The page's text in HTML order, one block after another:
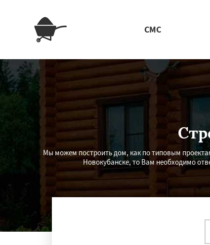
СМС
Мы можем построить дом, как по типовым
Новокубанске, то Вам необходимо